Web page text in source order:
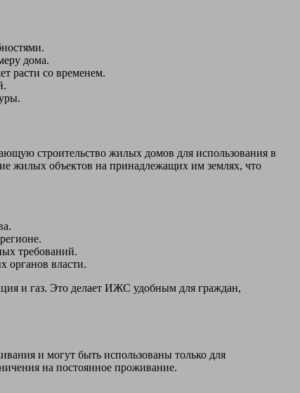
дома.
расти со временем.
строительство жилых домов для использования в
жилых объектов на принадлежащих им землях, что
требований.
органов власти.
и газ. Это делает ИЖС удобным для граждан,
и могут быть использованы только для
на постоянное проживание.